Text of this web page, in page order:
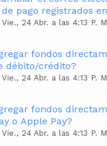
pago registrados
24 Abr. a las 4:13 P.
fondos
débito/crédito?
24 Abr. a las 4:13 P.
fondos
o Apple Pay?
24 Abr. a las 4:13 P.